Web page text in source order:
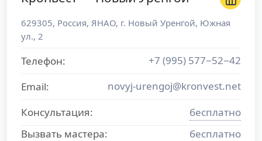
629305, Россия, ЯНАО, г. Новый Уренгой, Южная
ул., 2
Телефон:
+7 (995) 577−52−42
Email:
novyj-urengoj@kronvest.net
Консультация:
бесплатно
Вызвать мастера:
бесплатно